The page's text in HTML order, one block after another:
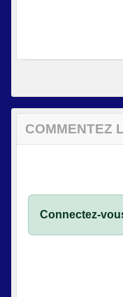
COMMENTEZ
Connectez-